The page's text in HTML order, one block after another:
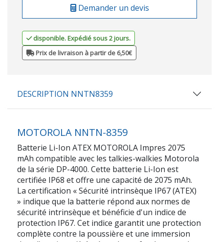
Demander un devis
disponible. Expédié sous 2 jours.
Prix de livraison à partir de 6,50€
DESCRIPTION NNTN8359
MOTOROLA NNTN-8359
Batterie Li-Ion ATEX MOTOROLA Impres 2075
mAh compatible avec les talkies-walkies Motorola
de la série DP-4000. Cette batterie Li-Ion est
certifiée IP68 et offre une capacité de 2075 mAh.
La certification « Sécurité intrinsèque IP67 (ATEX)
» indique que la batterie répond aux normes de
sécurité intrinsèque et bénéficie d'un indice de
protection IP67. Cet indice garantit une protection
complète contre la poussière et une immersion